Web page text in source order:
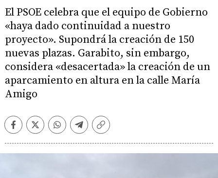
El PSOE celebra que el equipo de Gobierno
«haya dado continuidad a nuestro
proyecto». Supondrá la creación de 150
nuevas plazas. Garabito, sin embargo,
considera «desacertada» la creación de un
aparcamiento en altura en la calle María
Amigo
FacebookTwitterWhatsappTelegramCopiar